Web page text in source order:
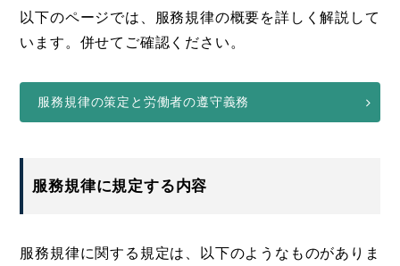
以下のページでは、服務規律の概要を詳しく解説して
います。併せてご確認ください。
服務規律の策定と労働者の遵守義務
服務規律に規定する内容
服務規律に関する規定は、以下のようなものがありま